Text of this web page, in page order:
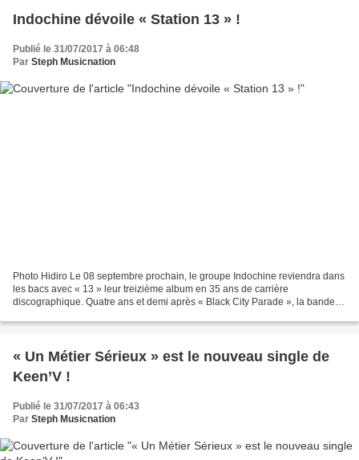
Indochine dévoile « Station 13 » !
Publié le 31/07/2017 à 06:48
Par Steph Musicnation
Photo Hidiro Le 08 septembre prochain, le groupe Indochine reviendra dans
les bacs avec « 13 » leur treizième album en 35 ans de carrière
discographique. Quatre ans et demi après « Black City Parade », la bande à
« Un Métier Sérieux » est le nouveau single de
Keen’V !
Publié le 31/07/2017 à 06:43
Par Steph Musicnation